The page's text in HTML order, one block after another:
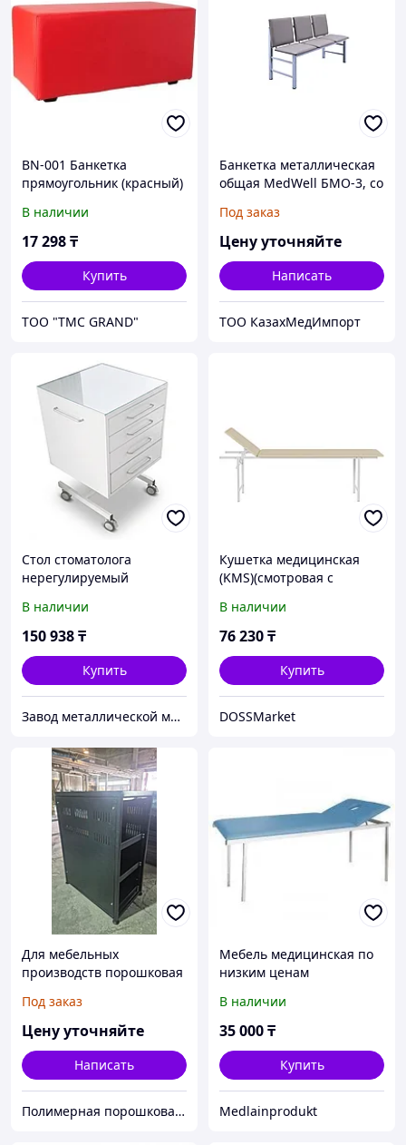
BN-001 Банкетка
прямоугольник (красный)
В наличии
17 298₸
Купить
ТOO "TMC GRAND"
Банкетка металлическая
общая MedWell БМО-3, со
коричневая
Под заказ
Цену уточняйте
Написать
ТОО КазахМедИмпорт
Стол стоматолога
нерегулируемый
В наличии
150 938₸
Купить
Завод металлической мебели ТОО Афинити
Кушетка медицинская
(KMS)(смотровая с
секцией)
В наличии
76 230₸
Купить
DOSSMarket
Для мебельных
производств порошковая
Под заказ
Цену уточняйте
Написать
Полимерная порошковая покраска Алматы. Красим металл 12 метров. Алматыдағы полимерлі ұнтақ бояу.
Мебель медицинская по
низким ценам
В наличии
35 000₸
Купить
Medlainprodukt